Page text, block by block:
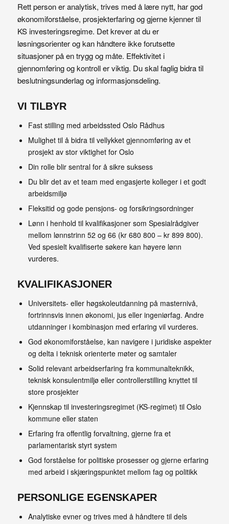
Rett person er analytisk, trives med å lære nytt, har god
økonomiforståelse, prosjekterfaring og gjerne kjenner til
KS investeringsregime. Det krever at du er
løsningsorienter og kan håndtere ikke forutsette
situasjoner på en trygg og måte. Effektivitet i
gjennomføring og kontroll er viktig. Du skal faglig bidra til
beslutningsunderlag og informasjonsdeling.
VI TILBYR
Fast stilling med arbeidssted Oslo Rådhus
Mulighet til å bidra til vellykket gjennomføring av et
prosjekt av stor viktighet for Oslo
Din rolle blir sentral for å sikre suksess
Du blir det av et team med engasjerte kolleger i et godt
arbeidsmiljø
Fleksitid og gode pensjons- og forsikringsordninger
Lønn i henhold til kvalifikasjoner som Spesialrådgiver
mellom lønnstrinn 52 og 66 (kr 680 800 – kr 899 800).
Ved spesielt kvalifiserte søkere kan høyere lønn
vurderes.
KVALIFIKASJONER
Universitets- eller høgskoleutdanning på masternivå,
fortrinnsvis innen økonomi, jus eller ingeniørfag. Andre
utdanninger i kombinasjon med erfaring vil vurderes.
God økonomiforståelse, kan navigere i juridiske aspekter
og delta i teknisk orienterte møter og samtaler
Solid relevant arbeidserfaring fra kommunalteknikk,
teknisk konsulentmiljø eller controllerstilling knyttet til
store prosjekter
Kjennskap til investeringsregimet (KS-regimet) til Oslo
kommune eller staten
Erfaring fra offentlig forvaltning, gjerne fra et
parlamentarisk styrt system
God forståelse for politiske prosesser og gjerne erfaring
med arbeid i skjæringspunktet mellom fag og politikk
PERSONLIGE EGENSKAPER
Analytiske evner og trives med å håndtere til dels